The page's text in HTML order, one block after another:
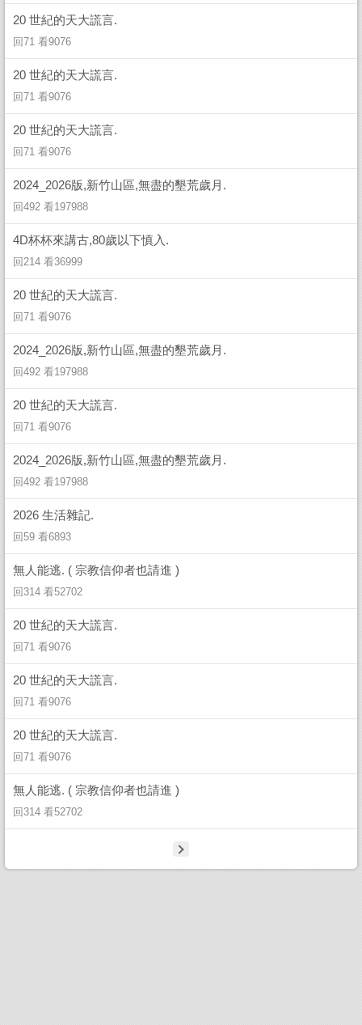
20 世紀的天大謊言.
回71 看9076
20 世紀的天大謊言.
回71 看9076
20 世紀的天大謊言.
回71 看9076
2024_2026版,新竹山區,無盡的墾荒歲月.
回492 看197988
4D杯杯來講古,80歲以下慎入.
回214 看36999
20 世紀的天大謊言.
回71 看9076
2024_2026版,新竹山區,無盡的墾荒歲月.
回492 看197988
20 世紀的天大謊言.
回71 看9076
2024_2026版,新竹山區,無盡的墾荒歲月.
回492 看197988
2026 生活雜記.
回59 看6893
無人能逃. ( 宗教信仰者也請進 )
回314 看52702
20 世紀的天大謊言.
回71 看9076
20 世紀的天大謊言.
回71 看9076
20 世紀的天大謊言.
回71 看9076
無人能逃. ( 宗教信仰者也請進 )
回314 看52702